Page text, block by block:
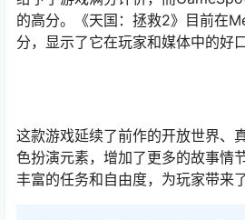
的高分。《天国：拯救2》目前在
分，显示了它在玩家和媒体中的好口
这款游戏延续了前作的开放世界、
色扮演元素，增加了更多的故事情
丰富的任务和自由度，为玩家带来